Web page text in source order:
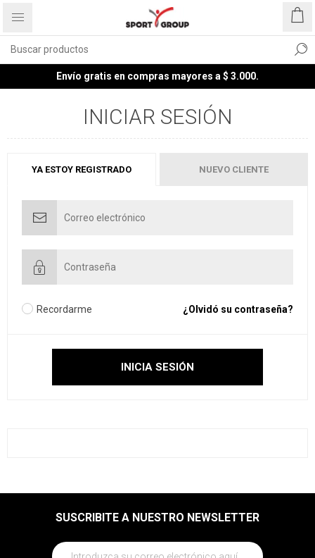
Envío gratis en compras mayores a $ 3.000.
INICIAR SESIÓN
YA ESTOY REGISTRADO NUEVO CLIENTE
Recordarme ¿Olvidó su contraseña?
SUSCRIBITE A NUESTRO NEWSLETTER